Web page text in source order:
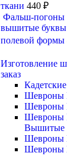
ткани 440 ₽
Фальш-погоны
вышитые буквы
полевой формы
Изготовление
заказ
Шевроны
Вышитые